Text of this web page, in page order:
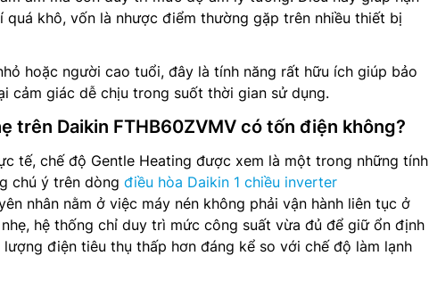
quá khô, vốn là nhược điểm thường gặp trên nhiều thiết bị
hoặc người cao tuổi, đây là tính năng rất hữu ích giúp bảo
cảm giác dễ chịu trong suốt thời gian sử dụng.
trên Daikin FTHB60ZVMV có tốn điện không?
tế, chế độ Gentle Heating được xem là một trong những tính
chú ý trên dòng điều hòa Daikin 1 chiều inverter
nhân nằm ở việc máy nén không phải vận hành liên tục ở
hệ thống chỉ duy trì mức công suất vừa đủ để giữ ổn định
điện tiêu thụ thấp hơn đáng kể so với chế độ làm lạnh